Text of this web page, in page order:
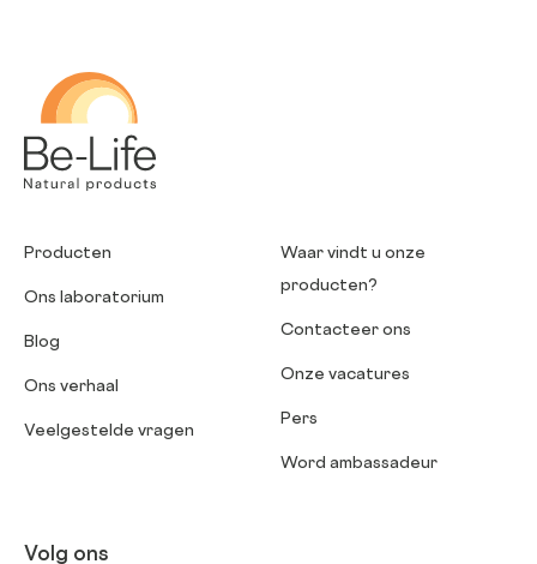
Producten
Ons laboratorium
Blog
Ons verhaal
Veelgestelde vragen
Waar vindt u onze
producten?
Contacteer ons
Onze vacatures
Pers
Word ambassadeur
Volg ons